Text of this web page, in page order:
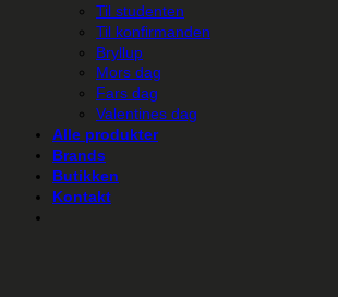
Til studenten
Til konfirmanden
Bryllup
Mors dag
Fars dag
Valentines dag
Alle produkter
Brands
Butikken
Kontakt